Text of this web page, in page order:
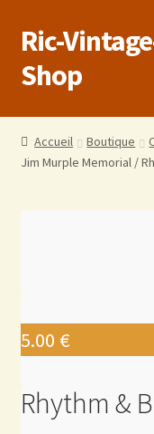
Ric-
Shop
Accueil
Boutique
Conditions
Politique de
Accueil Boutique
Jim Murple Memorial /
5.00 €
Rhythm &